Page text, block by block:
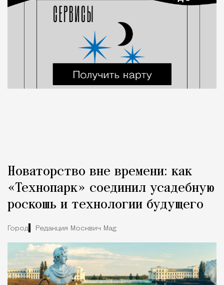
Новаторство вне времени: как
«Технопарк» соединил усадебную
роскошь и технологии будущего
Город Редакция Москвич Mag